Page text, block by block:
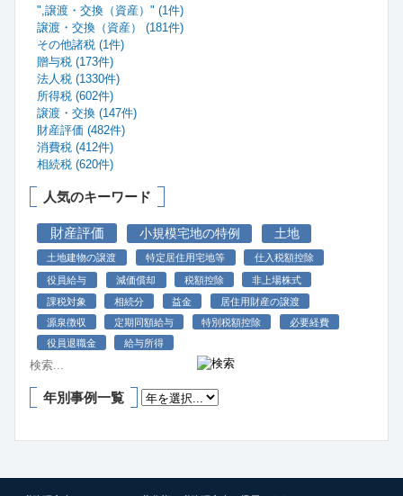
",譲渡・交換（資産）" (1件)
譲渡・交換（資産） (181件)
その他諸税 (1件)
贈与税 (173件)
法人税 (1330件)
所得税 (602件)
譲渡・交換 (147件)
財産評価 (482件)
消費税 (412件)
相続税 (620件)
人気のキーワード
財産評価 小規模宅地の特例 土地
土地建物の譲渡 特定居住用宅地等 仕入税額控除
役員給与 減価償却 税額控除
非上場株式
課税対象
相続分 益金
居住用財産の譲渡
源泉徴収
定期同額給与 特別税額控除
必要経費
役員退職金
給与所得
年別事例一覧